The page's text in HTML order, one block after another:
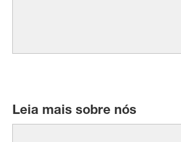
Leia mais sobre nós